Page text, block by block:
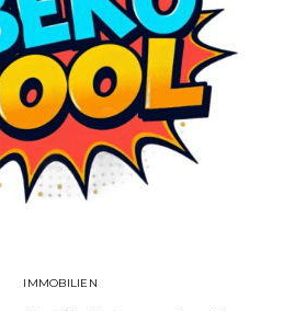
IMMOBILIEN